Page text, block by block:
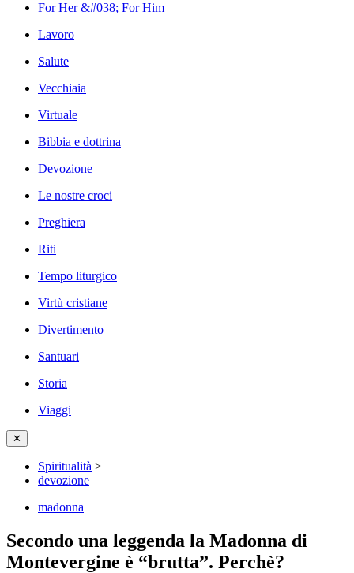
For Her &#038; For Him
Lavoro
Salute
Vecchiaia
Virtuale
Bibbia e dottrina
Devozione
Le nostre croci
Preghiera
Riti
Tempo liturgico
Virtù cristiane
Divertimento
Santuari
Storia
Viaggi
✕
Spiritualità >
devozione
madonna
Secondo una leggenda la Madonna di
Montevergine è “brutta”. Perchè?